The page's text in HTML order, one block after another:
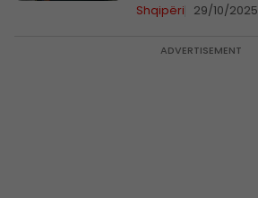
qytetarët
Shqipëri 29/10/2025